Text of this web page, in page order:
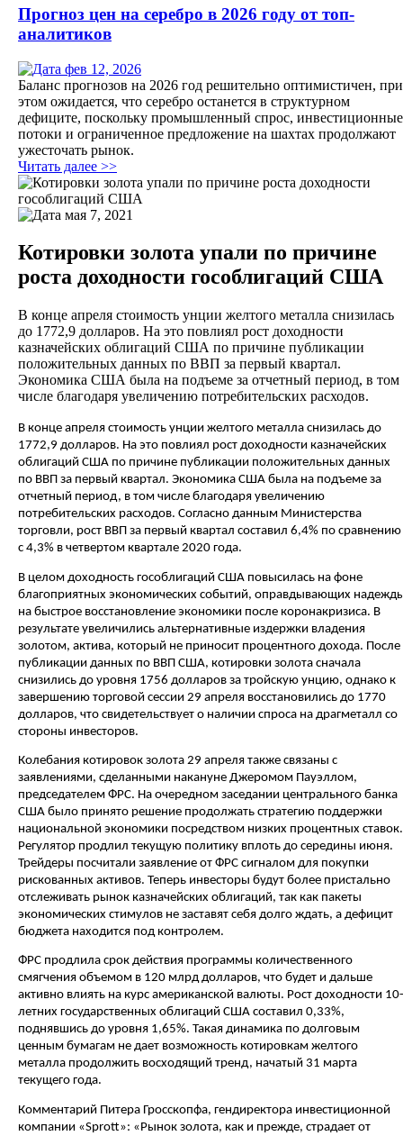
Прогноз цен на серебро в 2026 году от топ-
аналитиков
фев 12, 2026
Баланс прогнозов на 2026 год решительно оптимистичен, при
этом ожидается, что серебро останется в структурном
дефиците, поскольку промышленный спрос, инвестиционные
потоки и ограниченное предложение на шахтах продолжают
ужесточать рынок.
Читать далее >>
мая 7, 2021
Котировки золота упали по причине
роста доходности гособлигаций США
В конце апреля стоимость унции желтого металла снизилась
до 1772,9 долларов. На это повлиял рост доходности
казначейских облигаций США по причине публикации
положительных данных по ВВП за первый квартал.
Экономика США была на подъеме за отчетный период, в том
числе благодаря увеличению потребительских расходов.
В конце апреля стоимость унции желтого металла снизилась до
1772,9 долларов. На это повлиял рост доходности казначейских
облигаций США по причине публикации положительных данных
по ВВП за первый квартал. Экономика США была на подъеме за
отчетный период, в том числе благодаря увеличению
потребительских расходов. Согласно данным Министерства
торговли, рост ВВП за первый квартал составил 6,4% по сравнению
с 4,3% в четвертом квартале 2020 года.
В целом доходность гособлигаций США повысилась на фоне
благоприятных экономических событий, оправдывающих
на быстрое восстановление экономики после коронакризиса. В
результате увеличились альтернативные издержки владения
золотом, актива, который не приносит процентного дохода. После
публикации данных по ВВП США, котировки золота сначала
снизились до уровня 1756 долларов за тройскую унцию, однако к
завершению торговой сессии 29 апреля восстановились до 1770
долларов, что свидетельствует о наличии спроса на драгметалл со
стороны инвесторов.
Колебания котировок золота 29 апреля также связаны с
заявлениями, сделанными накануне Джеромом Пауэллом,
председателем ФРС. На очередном заседании центрального банка
США было принято решение продолжать стратегию поддержки
национальной экономики посредством низких процентных ставок.
Регулятор продлил текущую политику вплоть до середины июня.
Трейдеры посчитали заявление от ФРС сигналом для покупки
рискованных активов. Теперь инвесторы будут более пристально
отслеживать рынок казначейских облигаций, так как пакеты
экономических стимулов не заставят себя долго ждать, а дефицит
бюджета находится под контролем.
ФРС продлила срок действия программы количественного
смягчения объемом в 120 млрд долларов, что будет и дальше
активно влиять на курс американской валюты. Рост доходности 10-
летних государственных облигаций США составил 0,33%,
поднявшись до уровня 1,65%. Такая динамика по долговым
ценным бумагам не дает возможность котировкам желтого
металла продолжить восходящий тренд, начатый 31 марта
текущего года.
Комментарий Питера Гросскопфа, гендиректора инвестиционной
компании «Sprott»: «Рынок золота, как и прежде, страдает от